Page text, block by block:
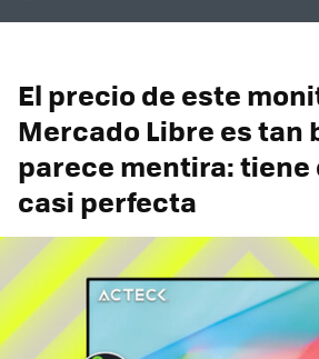
El precio de este
Mercado Libre es tan
parece mentira:
casi perfecta